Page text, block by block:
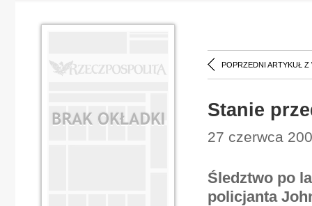
POPRZEDNI ARTYKUŁ Z
Stanie
27 czerwca
Śledztwo po
policjanta